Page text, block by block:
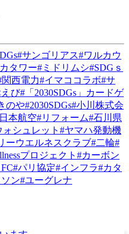
#サンゴリアス#ワルカウ
タワー#ミドリムシ#SDGｓ
関西電力#イマココラボ#サ
び#「2030SDGs」カードゲ
のや#2030SDGs#小川株式会
本航空#リフォーム#石川県
ォシュレット #ヤマハ発動機
ーウエルネスクラブ#二輪#
プロジェクト #カーボン
#パリ協定#インフラ#カタ
ン#ユーグレナ